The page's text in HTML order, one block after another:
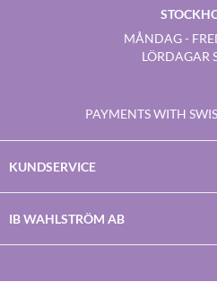
MÅNDAG -
LÖRDAGAR
PAYMENTS WITH
KUNDSERVICE
IB WAHLSTRÖM AB